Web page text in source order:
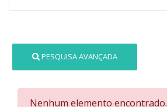
PESQUISA AVANÇADA
Nenhum elemento encontrado.